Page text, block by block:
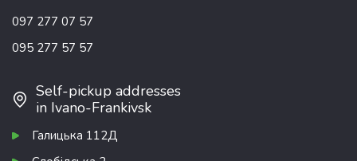
097 277 07 57
095 277 57 57
Self-pickup addresses
in Ivano-Frankivsk
Галицька 112Д